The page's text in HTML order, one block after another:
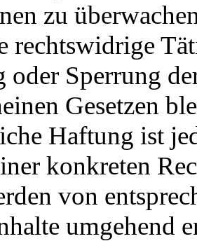
zu
rechtswidrige
oder Sperrung
Gesetzen
Haftung ist
konkreten
von
umgehend